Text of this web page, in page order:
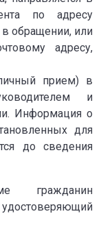
по адресу
в обращении, или
адресу,
прием) в
и
Информация о
для
до сведения
гражданин